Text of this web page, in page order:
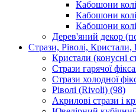
Кабошони
Кабошони
Кабошони
Дерев'яний декор
Стрази, Ріволі,
Кристали (конусні
Стрази гарячої
Стрази холодної
Ріволі (Rivoli) (98)
Акрилові стрази і